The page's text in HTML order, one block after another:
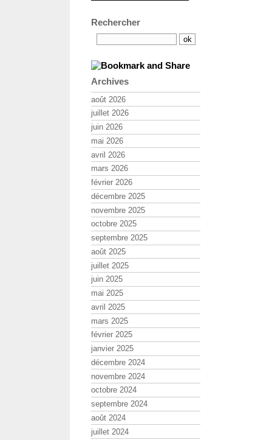
Rechercher
Archives
août 2026
juillet 2026
juin 2026
mai 2026
avril 2026
mars 2026
février 2026
décembre 2025
novembre 2025
octobre 2025
septembre 2025
août 2025
juillet 2025
juin 2025
mai 2025
avril 2025
mars 2025
février 2025
janvier 2025
décembre 2024
novembre 2024
octobre 2024
septembre 2024
août 2024
juillet 2024